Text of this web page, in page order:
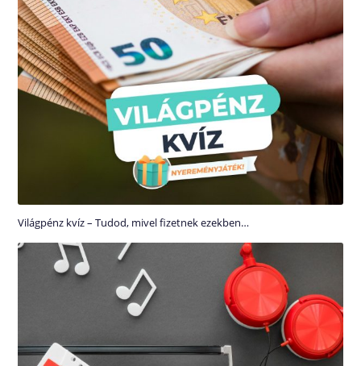
Világpénz kvíz – Tudod, mivel fizetnek ezekben…